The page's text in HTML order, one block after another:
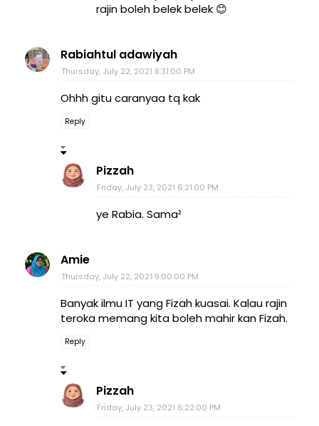
rajin boleh belek belek 😊
Rabiahtul adawiyah
Thursday, July 22, 2021 8:31:00 PM
Ohhh gitu caranyaa tq kak
Reply
Pizzah
Friday, July 23, 2021 6:21:00 PM
ye Rabia. Sama²
Amie
Thursday, July 22, 2021 9:00:00 PM
Banyak ilmu IT yang Fizah kuasai. Kalau rajin
teroka memang kita boleh mahir kan Fizah.
Reply
Pizzah
Friday, July 23, 2021 6:22:00 PM